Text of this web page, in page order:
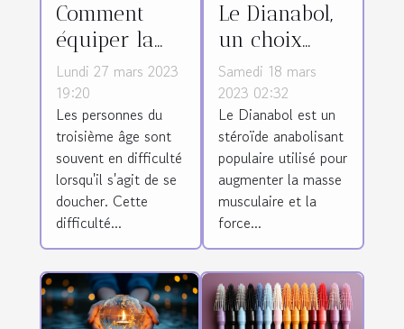
Comment
équiper la
douche des
seniors ?
Lundi 27 mars 2023
19:20
Les personnes du
troisième âge sont
souvent en difficulté
lorsqu'il s'agit de se
doucher. Cette
difficulté...
Le Dianabol,
un choix
judicieux
pour une
croissance
musculaire
rapide ?
Samedi 18 mars
2023 02:32
Le Dianabol est un
stéroïde anabolisant
populaire utilisé pour
augmenter la masse
musculaire et la
force...